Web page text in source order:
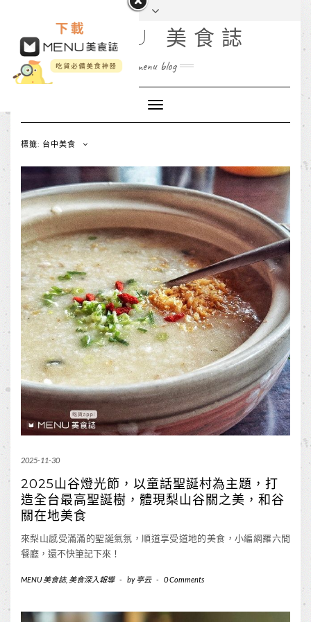
MENU 美食誌
menu blog
Toggle
Navigation
標籤: 台中美食
2025-11-30
2025山谷燈光節，以童話聖誕村為主題，打
造全台最高聖誕樹，體現梨山谷關之美，和谷
關在地美食
來梨山感受滿滿的聖誕氣氛，順道享受道地的美食，小編網羅六間
餐廳，還不快筆記下來！
MENU 美食誌, 美食深入報導 - by亭云 - 0 Comments